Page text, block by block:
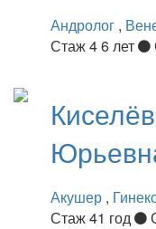
Андролог ,
Стаж 4 6 лет
Акушер ,
Стаж 41 год